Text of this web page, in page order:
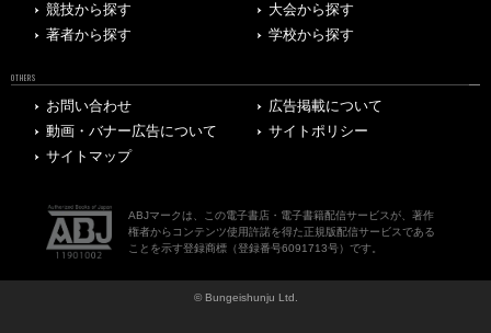
競技から探す
大会から探す
著者から探す
学校から探す
OTHERS
お問い合わせ
広告掲載について
動画・バナー広告について
サイトポリシー
サイトマップ
ABJマークは、この電子書店・電子書籍配信サービスが、著作
権者からコンテンツ使用許諾を得た正規版配信サービスである
ことを示す登録商標（登録番号6091713号）です。
© Bungeishunju Ltd.